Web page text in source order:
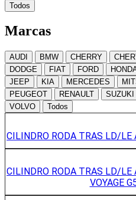
Todos
Marcas
AUDI BMW CHERRY
DODGE
FIAT FORD
JEEP
KIA MERCEDES
PEUGEOT
RENAULT SUZUKI
VOLVO
Todos
CILINDRO RODA TRAS LD/
CILINDRO RODA TRAS LD/
VOYAGE